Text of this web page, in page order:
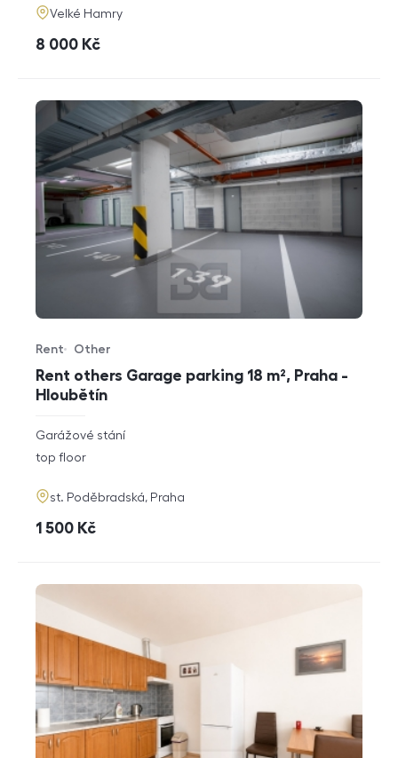
adresa
Velké Hamry
cena
8 000 Kč
Rent others Garage parking 18 m², Praha -
Hloubětín
Offer type
Rent
Property type
Other
rozměry
disposition
Garážové stání
funkce
top floor
adresa
st. Poděbradská, Praha
cena
1 500 Kč